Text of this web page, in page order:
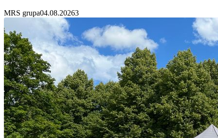
MRS grupa04.08.20263